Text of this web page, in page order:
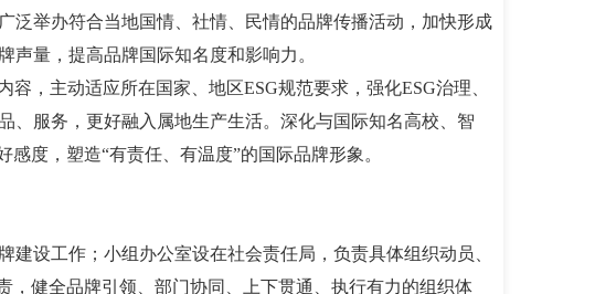
泛举办符合当地国情、社情、民情的品牌传播活动，加快形成
量，提高品牌国际知名度和影响力。
，主动适应所在国家、地区ESG规范要求，强化ESG治理、
、服务，更好融入属地生产生活。深化与国际知名高校、智
度，塑造“有责任、有温度”的国际品牌形象。
设工作；小组办公室设在社会责任局，负责具体组织动员、
，健全品牌引领、部门协同、上下贯通、执行有力的组织体